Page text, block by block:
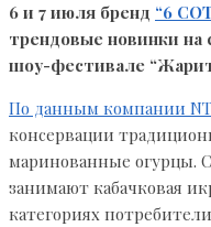
6 и 7 июля бренд “6
трендовые новинки на
шоу-фестивале
По данным компании
консервации
маринованные огурцы.
занимают кабачковая
категориях